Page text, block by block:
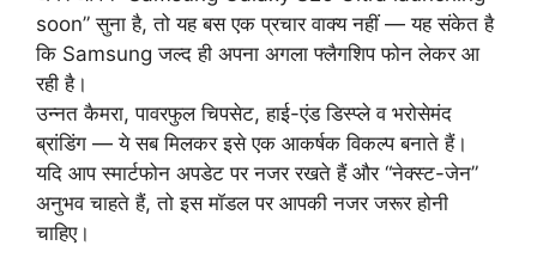
soon” सुना है, तो यह बस एक प्रचार वाक्य नहीं — यह संकेत है
कि Samsung जल्द ही अपना अगला फ्लैगशिप फोन लेकर आ
रही है।
उन्नत कैमरा, पावरफुल चिपसेट, हाई-एंड डिस्प्ले व भरोसेमंद
ब्रांडिंग — ये सब मिलकर इसे एक आकर्षक विकल्प बनाते हैं।
यदि आप स्मार्टफोन अपडेट पर नजर रखते हैं और “नेक्स्ट-जेन”
अनुभव चाहते हैं, तो इस मॉडल पर आपकी नजर जरूर होनी
चाहिए।